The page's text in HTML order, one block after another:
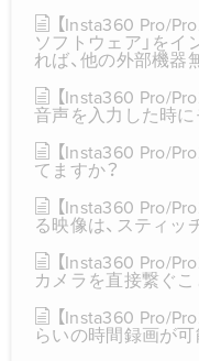
【Insta360 Pro/
ソフトウェア」をイ
れば、他の外部機器
【Insta360 Pro/
音声を入力した時
【Insta360 Pro/
てますか？
【Insta360 Pro/
る映像は、スティッ
【Insta360 Pro/
カメラを直接繋ぐ
【Insta360 Pro/
らいの時間録画が可